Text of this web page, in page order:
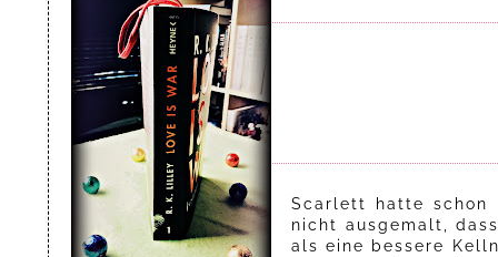
Scarlett hatte schon
nicht ausgemalt,
als eine bessere